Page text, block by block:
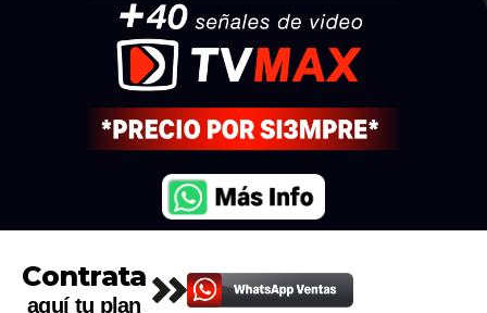
Contrata
aquí tu plan